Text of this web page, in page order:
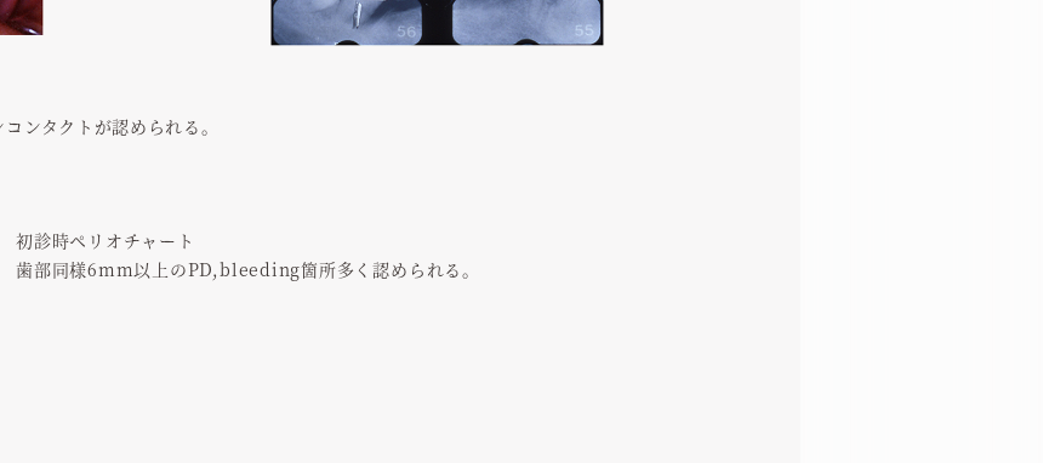
ンタクトが認められる。
初診時ペリオチャート
歯部同様6mm以上のPD,bleeding箇所多く認められる。